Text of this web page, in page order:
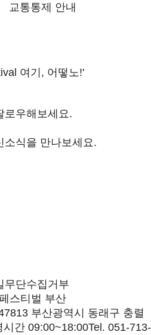
교통통제 안내
여기, 어떻노!'
로우해보세요.
소식을 만나보세요.
무단수집거부
부산광역시 동래구 충렬
시간 09:00~18:00Tel. 051-713-